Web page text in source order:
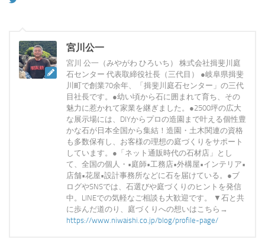
宮川公一
宮川 公一（みやがわ ひろいち） 株式会社揖斐川庭
石センター 代表取締役社長（三代目） ●岐阜県揖斐
川町で創業70余年、「揖斐川庭石センター」の三代
目社長です。●幼い頃から石に囲まれて育ち、その
魅力に惹かれて家業を継ぎました。●2500坪の広大
な展示場には、DIYからプロの造園まで叶える個性豊
かな石が日本全国から集結！造園・土木関連の資格
も多数保有し、お客様の理想の庭づくりをサポート
しています。●「ネット通販時代の石材店」とし
て、全国の個人・•庭師•工務店•外構屋•インテリア•
店舗•花屋•設計事務所などに石を届けている。●ブ
ログやSNSでは、石選びや庭づくりのヒントを発信
中。LINEでの気軽なご相談も大歓迎です。 ▼石と共
に歩んだ道のり、庭づくりへの想いはこちら→
https://www.niwaishi.co.jp/blog/profile-page/